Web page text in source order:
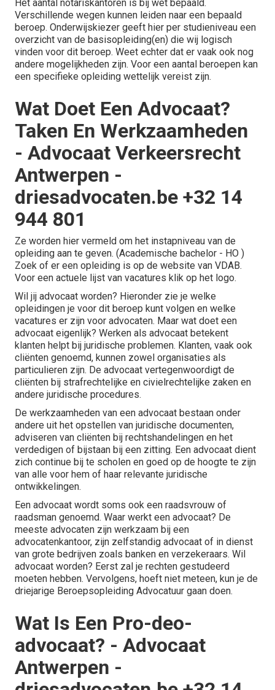
Het aantal notariskantoren is bij wet bepaald.
Verschillende wegen kunnen leiden naar een bepaald
beroep. Onderwijskiezer geeft hier per studieniveau een
overzicht van de basisopleiding(en) die wij logisch
vinden voor dit beroep. Weet echter dat er vaak ook nog
andere mogelijkheden zijn. Voor een aantal beroepen kan
een specifieke opleiding wettelijk vereist zijn.
Wat Doet Een Advocaat?
Taken En Werkzaamheden
- Advocaat Verkeersrecht
Antwerpen -
driesadvocaten.be +32 14
944 801
Ze worden hier vermeld om het instapniveau van de
opleiding aan te geven. (Academische bachelor - HO )
Zoek of er een opleiding is op de website van VDAB.
Voor een actuele lijst van vacatures klik op het logo.
Wil jij advocaat worden? Hieronder zie je welke
opleidingen je voor dit beroep kunt volgen en welke
vacatures er zijn voor advocaten. Maar wat doet een
advocaat eigenlijk? Werken als advocaat betekent
klanten helpt bij juridische problemen. Klanten, vaak ook
cliënten genoemd, kunnen zowel organisaties als
particulieren zijn. De advocaat vertegenwoordigt de
cliënten bij strafrechtelijke en civielrechtelijke zaken en
andere juridische procedures.
De werkzaamheden van een advocaat bestaan onder
andere uit het opstellen van juridische documenten,
adviseren van cliënten bij rechtshandelingen en het
verdedigen of bijstaan bij een zitting. Een advocaat dient
zich continue bij te scholen en goed op de hoogte te zijn
van alle voor hem of haar relevante juridische
ontwikkelingen.
Een advocaat wordt soms ook een raadsvrouw of
raadsman genoemd. Waar werkt een advocaat? De
meeste advocaten zijn werkzaam bij een
advocatenkantoor, zijn zelfstandig advocaat of in dienst
van grote bedrijven zoals banken en verzekeraars. Wil
advocaat worden? Eerst zal je rechten gestudeerd
moeten hebben. Vervolgens, hoeft niet meteen, kun je de
driejarige Beroepsopleiding Advocatuur gaan doen.
Wat Is Een Pro-deo-
advocaat? - Advocaat
Antwerpen -